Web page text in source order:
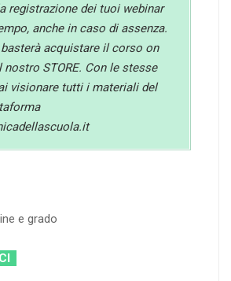
registrazione dei tuoi webinar
anche in caso di assenza.
acquistare il corso on
STORE. Con le stesse
visionare tutti i materiali del
e grado